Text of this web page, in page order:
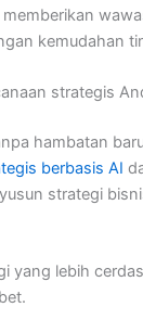
memberikan
kemudahan
strategis
hambatan
berbasis AI
strategi
yang lebih